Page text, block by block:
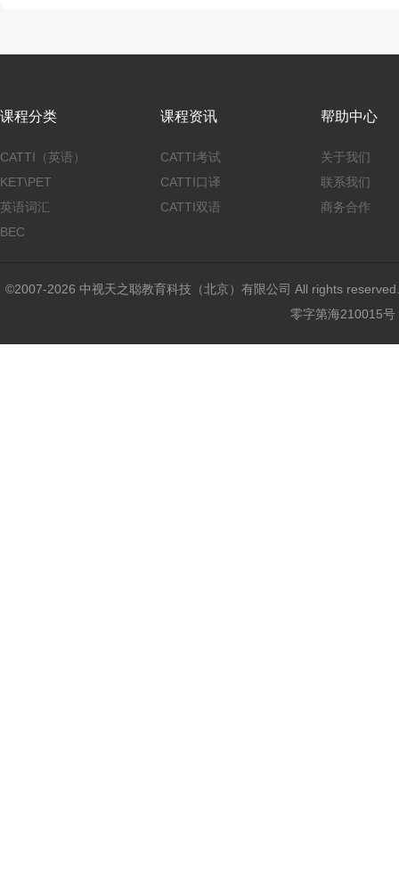
课程分类
CATTI（英语）
KET\PET
英语词汇
BEC
课程资讯
CATTI考试
CATTI口译
CATTI双语
帮助中心
关于我们
联系我们
商务合作
©2007-2026 中视天之聪教育科技（北京）有限公司 All rights
零字第海210015